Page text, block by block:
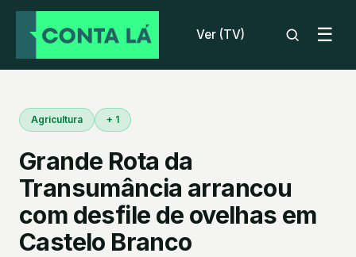
Ver (TV) ☰
Agricultura + 1
Grande Rota da
Transumância arrancou
com desfile de ovelhas em
Castelo Branco